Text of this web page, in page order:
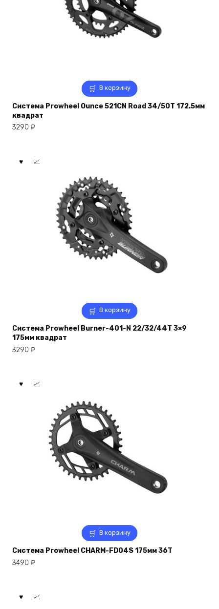
В корзину
Система Prowheel Ounce 521CN Road 34/50T 172.5мм
квадрат
3290 ₽
В корзину
Система Prowheel Burner-401-N 22/32/44T 3×9
175мм квадрат
3290 ₽
В корзину
Система Prowheel CHARM-FD04S 175мм 36T
3490 ₽